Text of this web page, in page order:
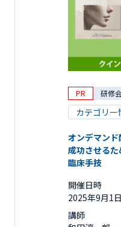
PR 研修
カテゴリー
オンデマンド
成功させる
臨床手技
開催日時
2025年9月1
講師